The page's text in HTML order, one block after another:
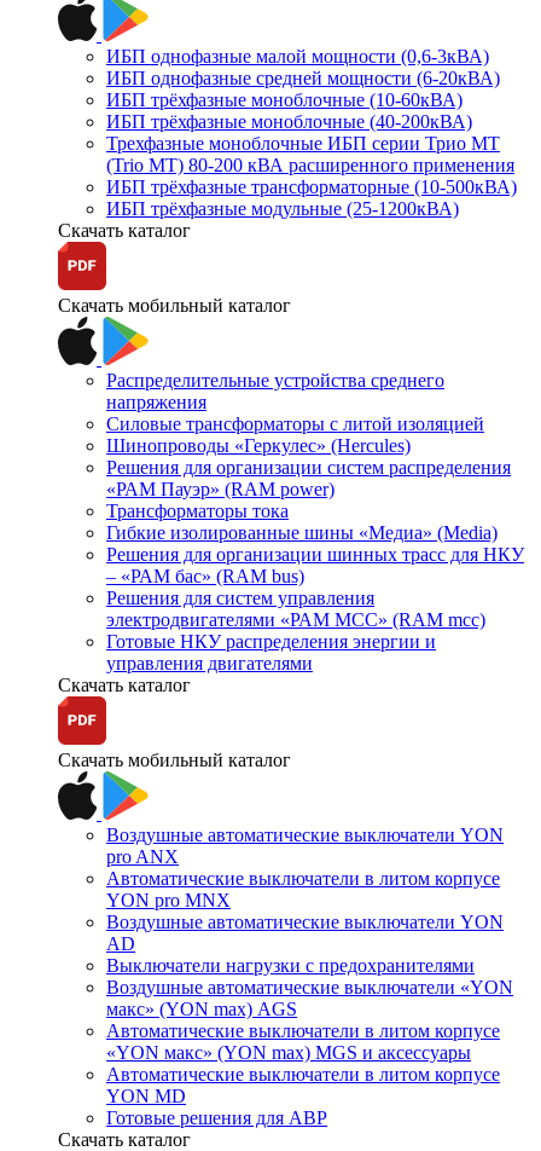
ИБП однофазные малой мощности (0,6-3кВА)
ИБП однофазные средней мощности (6-20кВА)
ИБП трёхфазные моноблочные (10-60кВА)
ИБП трёхфазные моноблочные (40-200кВА)
Трехфазные моноблочные ИБП серии Трио МТ
(Trio MT) 80-200 кВА расширенного применения
ИБП трёхфазные трансформаторные (10-500кВА)
ИБП трёхфазные модульные (25-1200кВА)
Скачать каталог
Скачать мобильный каталог
Распределительные устройства среднего
напряжения
Силовые трансформаторы с литой изоляцией
Шинопроводы «Геркулес» (Hercules)
Решения для организации систем распределения
«РАМ Пауэр» (RAM power)
Трансформаторы тока
Гибкие изолированные шины «Медиа» (Media)
Решения для организации шинных трасс для НКУ
– «РАМ бас» (RAM bus)
Решения для систем управления
электродвигателями «РАМ МСС» (RAM mcc)
Готовые НКУ распределения энергии и
управления двигателями
Скачать каталог
Скачать мобильный каталог
Воздушные автоматические выключатели YON
pro ANX
Автоматические выключатели в литом корпусе
YON pro MNX
Воздушные автоматические выключатели YON
AD
Выключатели нагрузки с предохранителями
Воздушные автоматические выключатели «YON
макс» (YON max) AGS
Автоматические выключатели в литом корпусе
«YON макс» (YON max) MGS и аксессуары
Автоматические выключатели в литом корпусе
YON MD
Готовые решения для АВР
Скачать каталог